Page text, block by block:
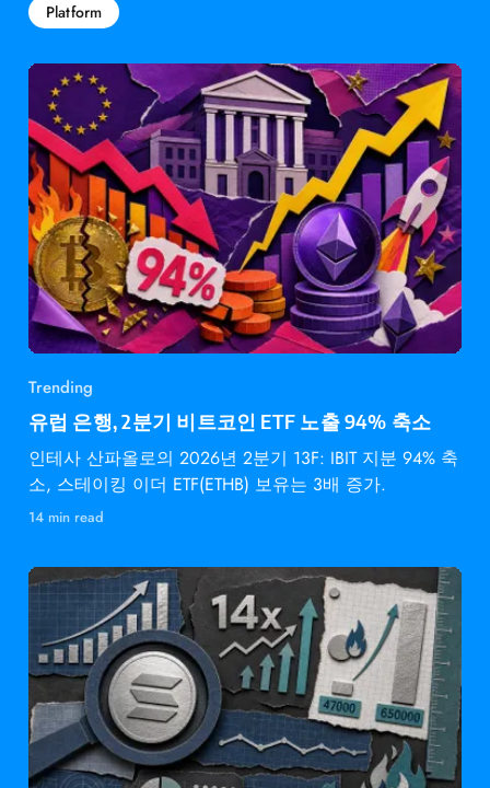
Platform
Trending
유럽 은행, 2분기 비트코인 ETF 노출 94% 축소
인테사 산파올로의 2026년 2분기 13F: IBIT 지분 94% 축
소, 스테이킹 이더 ETF(ETHB) 보유는 3배 증가.
14 min read